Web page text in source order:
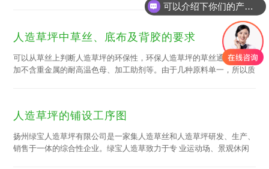
人造草坪中草丝、底布及背胶的要求
可以从草丝上判断人造草坪的环保性，环保人造草坪的草丝通常都是添
加不含重金属的耐高温色母、加工助剂等。由于几种原料单一，所以质
人造草坪的铺设工序图
扬州绿宝人造草坪有限公司是一家集人造草丝和人造草坪研发、生产、
销售于一体的综合性企业。绿宝人造草致力于专 业运动场、景观休闲
可以介绍下你们的产品么